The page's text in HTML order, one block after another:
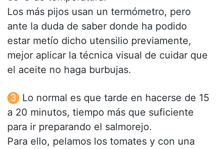
Los más pijos usan un termómetro, pero
ante la duda de saber donde ha podido
estar metío dicho utensilio previamente,
mejor aplicar la técnica visual de cuidar que
el aceite no haga burbujas.
Lo normal es que tarde en hacerse de 15
a 20 minutos, tiempo más que suficiente
para ir preparando el salmorejo.
Para ello, pelamos los tomates y con una